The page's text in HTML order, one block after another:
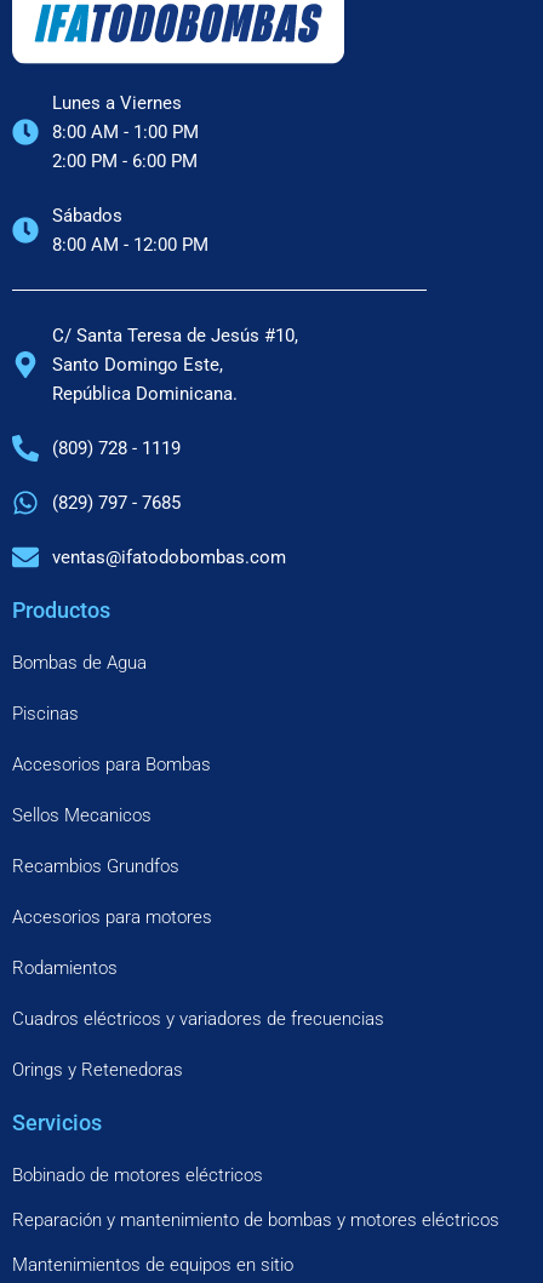
Lunes a Viernes
8:00 AM - 1:00 PM
2:00 PM - 6:00 PM
Sábados
8:00 AM - 12:00 PM
C/ Santa Teresa de Jesús #10,
Santo Domingo Este,
República Dominicana.
(809) 728 - 1119
(829) 797 - 7685
ventas@ifatodobombas.com
Productos
Bombas de Agua
Piscinas
Accesorios para Bombas
Sellos Mecanicos
Recambios Grundfos
Accesorios para motores
Rodamientos
Cuadros eléctricos y variadores de frecuencias
Orings y Retenedoras
Servicios
Bobinado de motores eléctricos
Reparación y mantenimiento de bombas y motores eléctricos
Mantenimientos de equipos en sitio